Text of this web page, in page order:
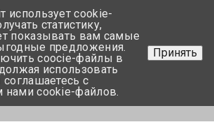
+375 17-350-99-56
+375 44-752-82-08
Задать вопрос
использует cookie-
статистику,
показывать вам самые
предложения.
coocie-файлы в
использовать
с
нами cookie-файлов.
Принять